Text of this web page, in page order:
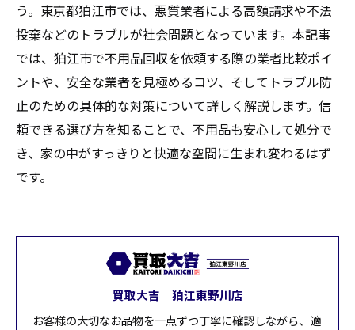
う。東京都狛江市では、悪質業者による高額請求や不法
投棄などのトラブルが社会問題となっています。本記事
では、狛江市で不用品回収を依頼する際の業者比較ポイ
ントや、安全な業者を見極めるコツ、そしてトラブル防
止のための具体的な対策について詳しく解説します。信
頼できる選び方を知ることで、不用品も安心して処分で
き、家の中がすっきりと快適な空間に生まれ変わるはず
です。
買取大吉 狛江東野川店
お客様の大切なお品物を一点ずつ丁寧に確認しながら、適